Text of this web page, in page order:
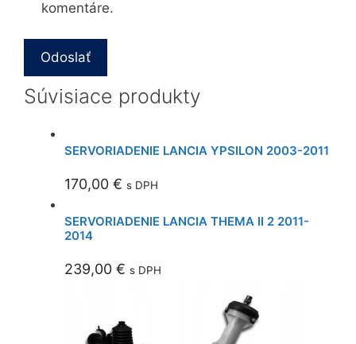
komentáre.
Súvisiace produkty
SERVORIADENIE LANCIA YPSILON 2003-2011
170,00 € s DPH
SERVORIADENIE LANCIA THEMA II 2 2011-
2014
239,00 € s DPH